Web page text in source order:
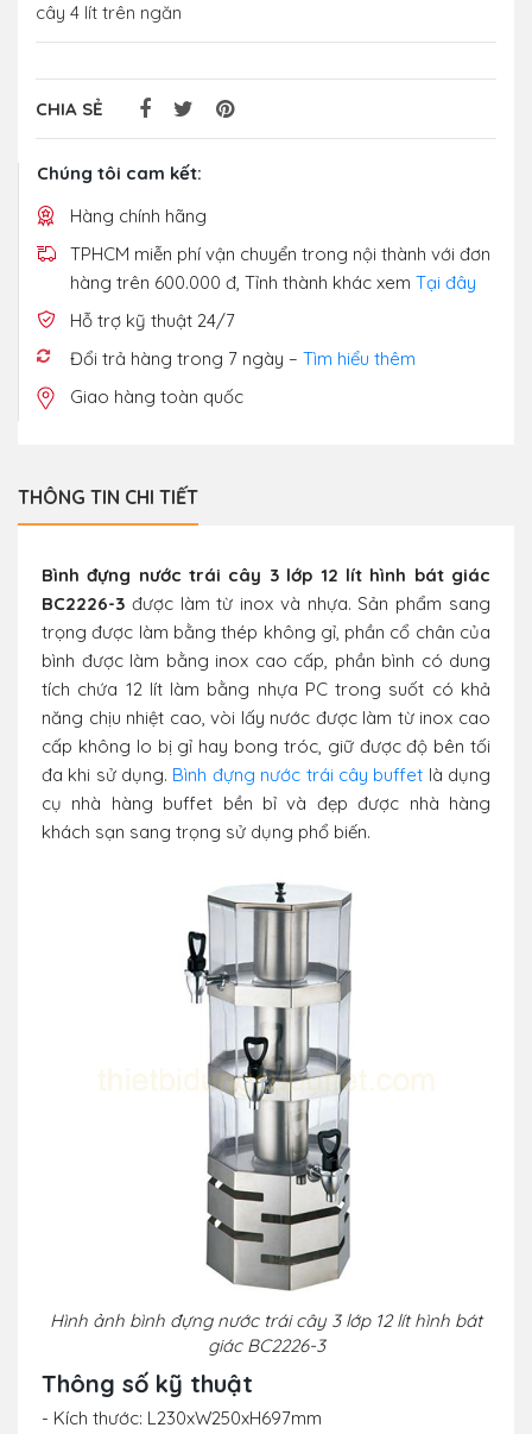
cây 4 lít trên ngăn
CHIA SẺ
Chúng tôi cam kết:
Hàng chính hãng
TPHCM miễn phí vận chuyển trong nội thành với đơn
hàng trên 600.000 đ, Tỉnh thành khác xem Tại đây
Hỗ trợ kỹ thuật 24/7
Đổi trả hàng trong 7 ngày – Tìm hiểu thêm
Giao hàng toàn quốc
THÔNG TIN CHI TIẾT
Bình đựng nước trái cây 3 lớp 12 lít hình bát giác
BC2226-3 được làm từ inox và nhựa. Sản phẩm sang
trọng được làm bằng thép không gỉ, phần cổ chân của
bình được làm bằng inox cao cấp, phần bình có dung
tích chứa 12 lít làm bằng nhựa PC trong suốt có khả
năng chịu nhiệt cao, vòi lấy nước được làm từ inox cao
cấp không lo bị gỉ hay bong tróc, giữ được độ bên tối
đa khi sử dụng. Bình đựng nước trái cây buffet là dụng
cụ nhà hàng buffet bền bỉ và đẹp được nhà hàng
khách sạn sang trọng sử dụng phổ biến.
Hình ảnh bình đựng nước trái cây 3 lớp 12 lít hình bát
giác BC2226-3
Thông số kỹ thuật
- Kích thước: L230xW250xH697mm